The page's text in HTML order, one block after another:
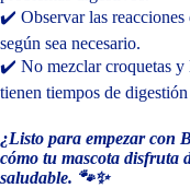
✔️ Observar las reacciones
según sea necesario.
✔️ No mezclar croquetas y
tienen tiempos de
¿Listo para empezar con
cómo tu mascota disfruta
saludable. 🐾✨